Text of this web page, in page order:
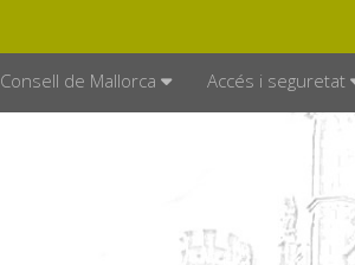
Consell de Mallorca Accés i seguretat